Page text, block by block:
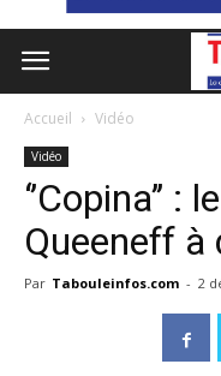
Accueil Vidéo
Vidéo
‘’Copina’’
Queeneff à
Par Tabouleinfos.com - 2